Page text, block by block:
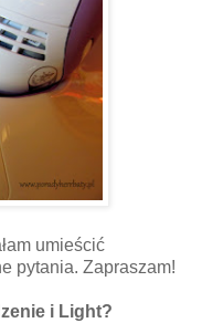
umieścić
pytania. Zapraszam!
i Light?